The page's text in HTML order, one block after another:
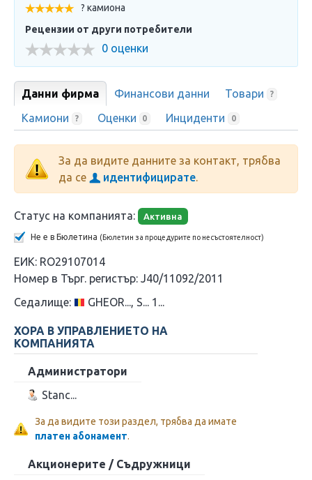
? камиона
Рецензии от други потребители
0 оценки
Данни фирма Финансови данни Товари ?
Камиони ? Оценки 0 Инциденти 0
За да видите данните за контакт, трябва
да се
идентифицирате
Статус на компанията: Активна
Не е в Бюлетина (Бюлетин за процедурите по несъстоятелност)
ЕИК: RO29107014
Номер в Търг. регистър: J40/11092/2011
Седалище:
GHEOR..., S... 1...
ХОРА В УПРАВЛЕНИЕТО НА
КОМПАНИЯТА
Администратори
Stanc...
За да видите този раздел, трябва да имате
платен абонамент.
Акционерите / Съдружници